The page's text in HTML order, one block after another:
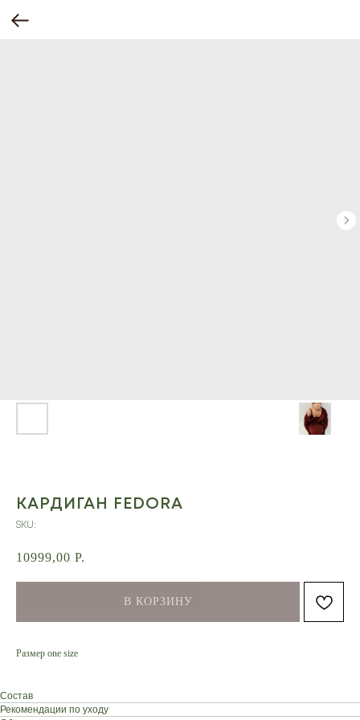
КАРДИГАН FEDORA
SKU:
10999,00 Р.
В КОРЗИНУ
Размер one size
Состав
Рекомендации по уходу